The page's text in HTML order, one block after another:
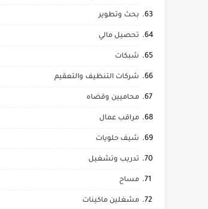
بحث وتطوير
تحصيل مالي
شبكات
شركات التنظيف والتعقيم
محاميين وقضاه
مراقب عمال
شيف حلويات
تدريب وتشغيل
مساح
مشغلين ماكينات